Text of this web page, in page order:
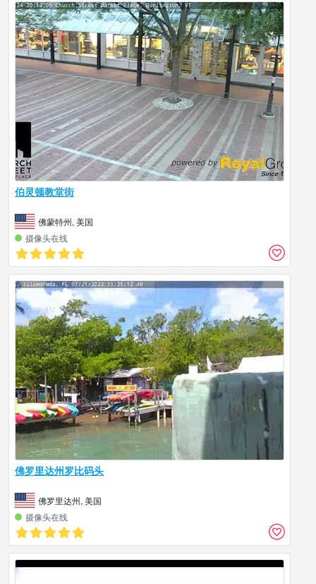
伯灵顿教堂街
佛蒙特州, 美国
摄像头在线
佛罗里达州罗比码头
佛罗里达州, 美国
摄像头在线